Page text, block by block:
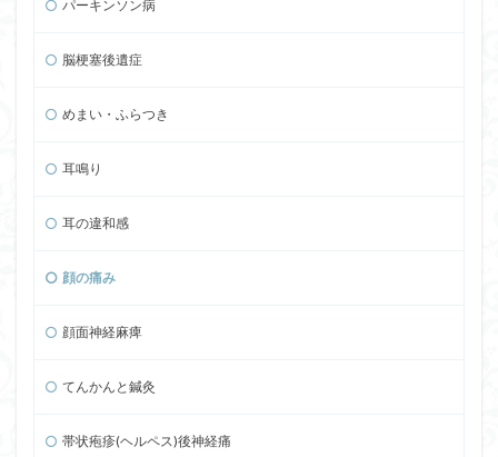
パーキンソン病
脳梗塞後遺症
めまい・ふらつき
耳鳴り
耳の違和感
顔の痛み
顔面神経麻痺
てんかんと鍼灸
帯状疱疹(ヘルペス)後神経痛